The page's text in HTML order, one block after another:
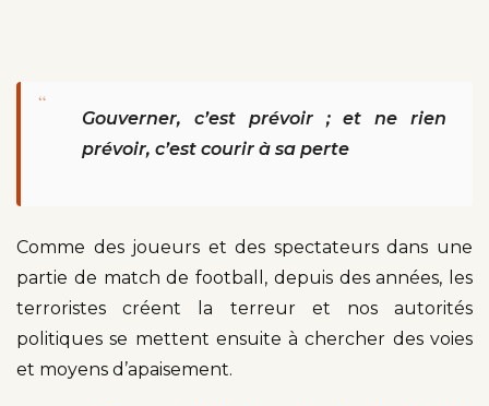
“
Gouverner, c’est prévoir ; et ne rien
prévoir, c’est courir à sa perte
Comme des joueurs et des spectateurs dans une
partie de match de football, depuis des années, les
terroristes créent la terreur et nos autorités
politiques se mettent ensuite à chercher des voies
et moyens d’apaisement.